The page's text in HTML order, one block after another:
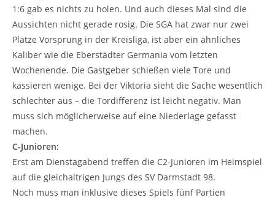
1:6 gab es nichts zu holen. Und auch dieses Mal sind die
Aussichten nicht gerade rosig. Die SGA hat zwar nur zwei
Plätze Vorsprung in der Kreisliga, ist aber ein ähnliches
Kaliber wie die Eberstädter Germania vom letzten
Wochenende. Die Gastgeber schießen viele Tore und
kassieren wenige. Bei der Viktoria sieht die Sache wesentlich
schlechter aus – die Tordifferenz ist leicht negativ. Man
muss sich möglicherweise auf eine Niederlage gefasst
machen.
C-Junioren:
Erst am Dienstagabend treffen die C2-Junioren im Heimspiel
auf die gleichaltrigen Jungs des SV Darmstadt 98.
Noch muss man inklusive dieses Spiels fünf Partien